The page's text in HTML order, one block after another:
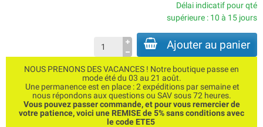
Délai indicatif pour qté
supérieure : 10 à 15 jours
Ajouter au panier
NOUS PRENONS DES VACANCES ! Notre boutique passe en
mode été du 03 au 21 août.
Une permanence est en place : 2 expéditions par semaine et
nous répondons aux questions ou SAV sous 72 heures.
Vous pouvez passer commande, et pour vous remercier de
votre patience, voici une REMISE de 5% sans conditions avec
le code ETE5